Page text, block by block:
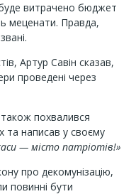
витрачено бюджет
меценати. Правда,
Артур Савін сказав,
проведені через
також похвалився
та написав у своєму
— місто патріотів!»
про декомунізацію,
повинні бути